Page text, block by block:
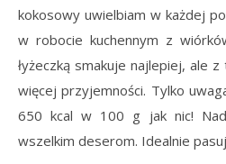
kokosowy uwielbiam w każdej
w robocie kuchennym z
łyżeczką smakuje najlepiej, ale
więcej przyjemności. Tylko
650 kcal w 100 g jak nic!
wszelkim deserom. Idealnie